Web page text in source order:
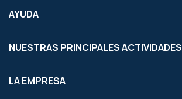
AYUDA
NUESTRAS PRINCIPALES ACTIVIDADES
LA EMPRESA